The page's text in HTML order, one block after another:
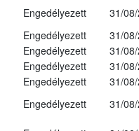
Engedélyezett
31/
Engedélyezett
31/
Engedélyezett
31/
Engedélyezett
31/
Engedélyezett
31/
Engedélyezett
31/